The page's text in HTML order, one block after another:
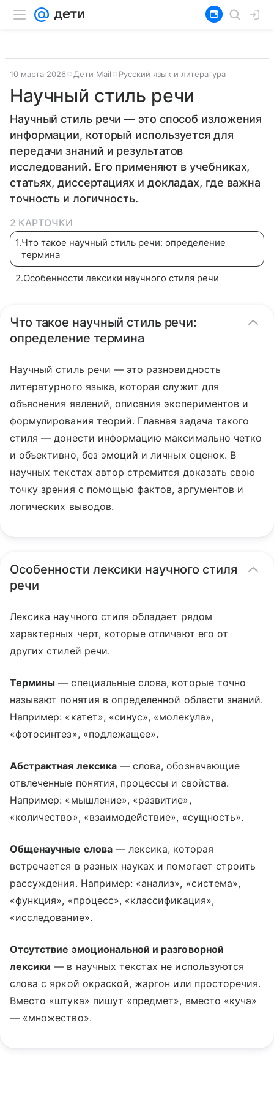
10 марта 2026 Дети Mail Русский язык и литература
Научный стиль речи
Научный стиль речи — это способ изложения
информации, который используется для
передачи знаний и результатов
исследований. Его применяют в учебниках,
статьях, диссертациях и докладах, где важна
точность и логичность.
2 КАРТОЧКИ
1.Что такое научный стиль речи: определение
термина
2.Особенности лексики научного стиля речи
Что такое научный стиль речи:
определение термина
Научный стиль речи — это разновидность
литературного языка, которая служит для
объяснения явлений, описания экспериментов и
формулирования теорий. Главная задача такого
стиля — донести информацию максимально четко
и объективно, без эмоций и личных оценок. В
научных текстах автор стремится доказать свою
точку зрения с помощью фактов, аргументов и
логических выводов.
Особенности лексики научного стиля
речи
Лексика научного стиля обладает рядом
характерных черт, которые отличают его от
других стилей речи.
Термины — специальные слова, которые точно
называют понятия в определенной области знаний.
Например: «катет», «синус», «молекула»,
«фотосинтез», «подлежащее».
Абстрактная лексика— слова, обозначающие
отвлеченные понятия, процессы и свойства.
Например: «мышление», «развитие»,
«количество», «взаимодействие», «сущность».
Общенаучные слова— лексика, которая
встречается в разных науках и помогает строить
рассуждения. Например: «анализ», «система»,
«функция», «процесс», «классификация»,
«исследование».
Отсутствие эмоциональной и разговорной
лексики — в научных текстах не используются
слова с яркой окраской, жаргон или просторечия.
Вместо «штука» пишут «предмет», вместо «куча»
— «множество».